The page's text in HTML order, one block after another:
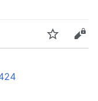
Suivre